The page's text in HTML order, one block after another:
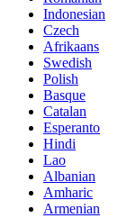
Indonesian
Czech
Afrikaans
Swedish
Polish
Basque
Catalan
Esperanto
Hindi
Lao
Albanian
Amharic
Armenian